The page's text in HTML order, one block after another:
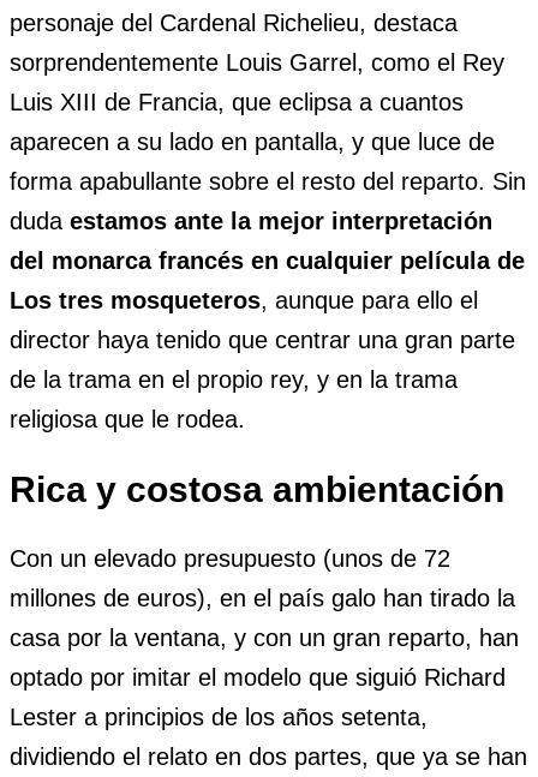
personaje del Cardenal Richelieu, destaca
sorprendentemente Louis Garrel, como el Rey
Luis XIII de Francia, que eclipsa a cuantos
aparecen a su lado en pantalla, y que luce de
forma apabullante sobre el resto del reparto. Sin
duda estamos ante la mejor interpretación
del monarca francés en cualquier película de
Los tres mosqueteros, aunque para ello el
director haya tenido que centrar una gran parte
de la trama en el propio rey, y en la trama
religiosa que le rodea.
Rica y costosa ambientación
Con un elevado presupuesto (unos de 72
millones de euros), en el país galo han tirado la
casa por la ventana, y con un gran reparto, han
optado por imitar el modelo que siguió Richard
Lester a principios de los años setenta,
dividiendo el relato en dos partes, que ya se han